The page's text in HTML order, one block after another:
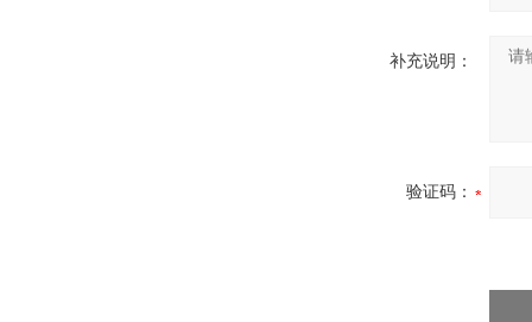
补充说明：
验证码：